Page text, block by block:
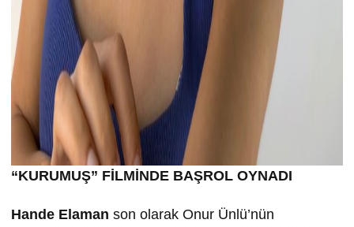
“KURUMUŞ” FİLMİNDE BAŞROL OYNADI
Hande Elaman son olarak Onur Ünlü’nün